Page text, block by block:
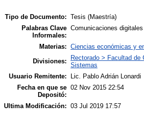
Tipo de Documento: Tesis (Maestría)
Palabras Clave
Informales:
Comunicaciones
Materias: Ciencias económicas y
Divisiones:
Rectorado > Facultad
Sistemas
Usuario Remitente:
Lic. Pablo Adrián Lonardi
Fecha en que se
Depositó:
02 Nov 2015 22:54
Ultima Modificación: 03 Jul 2019 17:57